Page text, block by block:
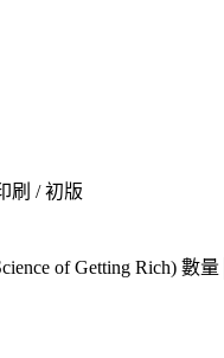
刷 / 初版
of Getting Rich) 數量